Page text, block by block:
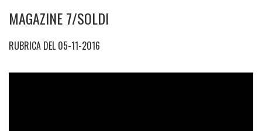
MAGAZINE 7/SOLDI
RUBRICA DEL 05-11-2016